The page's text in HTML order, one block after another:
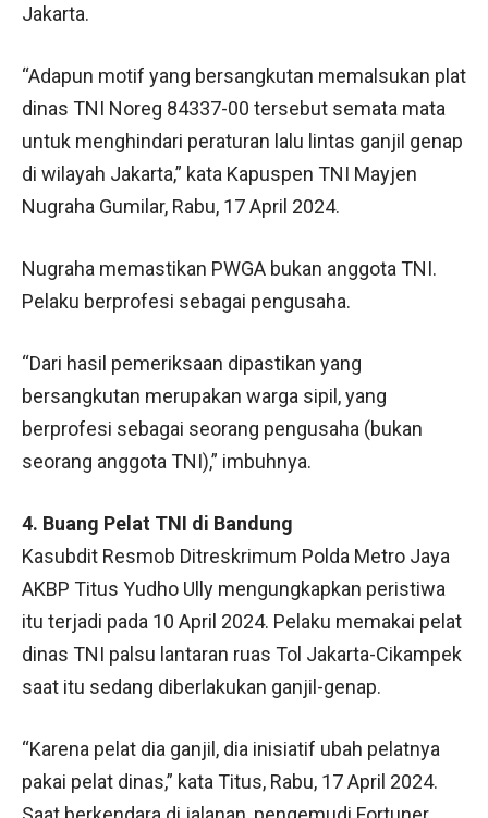
Jakarta.
“Adapun motif yang bersangkutan memalsukan plat
dinas TNI Noreg 84337-00 tersebut semata mata
untuk menghindari peraturan lalu lintas ganjil genap
di wilayah Jakarta,” kata Kapuspen TNI Mayjen
Nugraha Gumilar, Rabu, 17 April 2024.
Nugraha memastikan PWGA bukan anggota TNI.
Pelaku berprofesi sebagai pengusaha.
“Dari hasil pemeriksaan dipastikan yang
bersangkutan merupakan warga sipil, yang
berprofesi sebagai seorang pengusaha (bukan
seorang anggota TNI),” imbuhnya.
4. Buang Pelat TNI di Bandung
Kasubdit Resmob Ditreskrimum Polda Metro Jaya
AKBP Titus Yudho Ully mengungkapkan peristiwa
itu terjadi pada 10 April 2024. Pelaku memakai pelat
dinas TNI palsu lantaran ruas Tol Jakarta-Cikampek
saat itu sedang diberlakukan ganjil-genap.
“Karena pelat dia ganjil, dia inisiatif ubah pelatnya
pakai pelat dinas,” kata Titus, Rabu, 17 April 2024.